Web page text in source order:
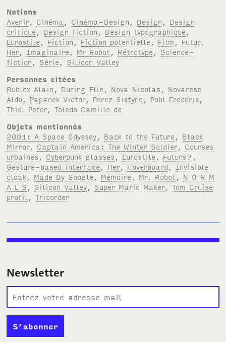
Notions
Avenir, Cinéma , Cinéma-Design , Design , Design
critique , Design fiction , Design typographique ,
Eurostile , Fiction , Fiction potentielle , Film , Futur,
Her, Imaginaire , Mr Robot , Rétrotype , Science-
fiction , Série , Silicon Valley
Personnes citées
Bublex Alain , During Elie , Nova Nicolas , Novarese
Aldo , Papanek Victor, Perez Sixtyne , Pohl Frederik,
Thiel Peter,Toledo Camille de
Objets mentionnés
2001: A Space Odyssey, Back to the Future , Black
Mirror, Captain America: The Winter Soldier, Courses
urbaines , Cyberpunk glasses , Eurostile , Futurs? ,
Gesture-based interface , Her, Hoverboard , Invisible
cloak, Made By Google , Mémoire , Mr. Robot , N O R M
A L S , Silicon Valley, Super Mario Maker,Tom Cruise
profil ,Tricorder
Newsletter